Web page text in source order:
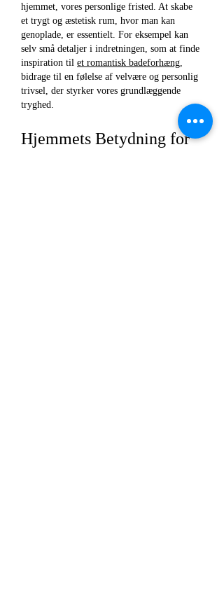
hjemmet, vores personlige fristed. At skabe
et trygt og æstetisk rum, hvor man kan
genoplade, er essentielt. For eksempel kan
selv små detaljer i indretningen, som at finde
inspiration til et romantisk badeforhæng
bidrage til en følelse af velvære og personlig
trivsel, der styrker vores grundlæggende
tryghed.
Hjemmets Betydning for